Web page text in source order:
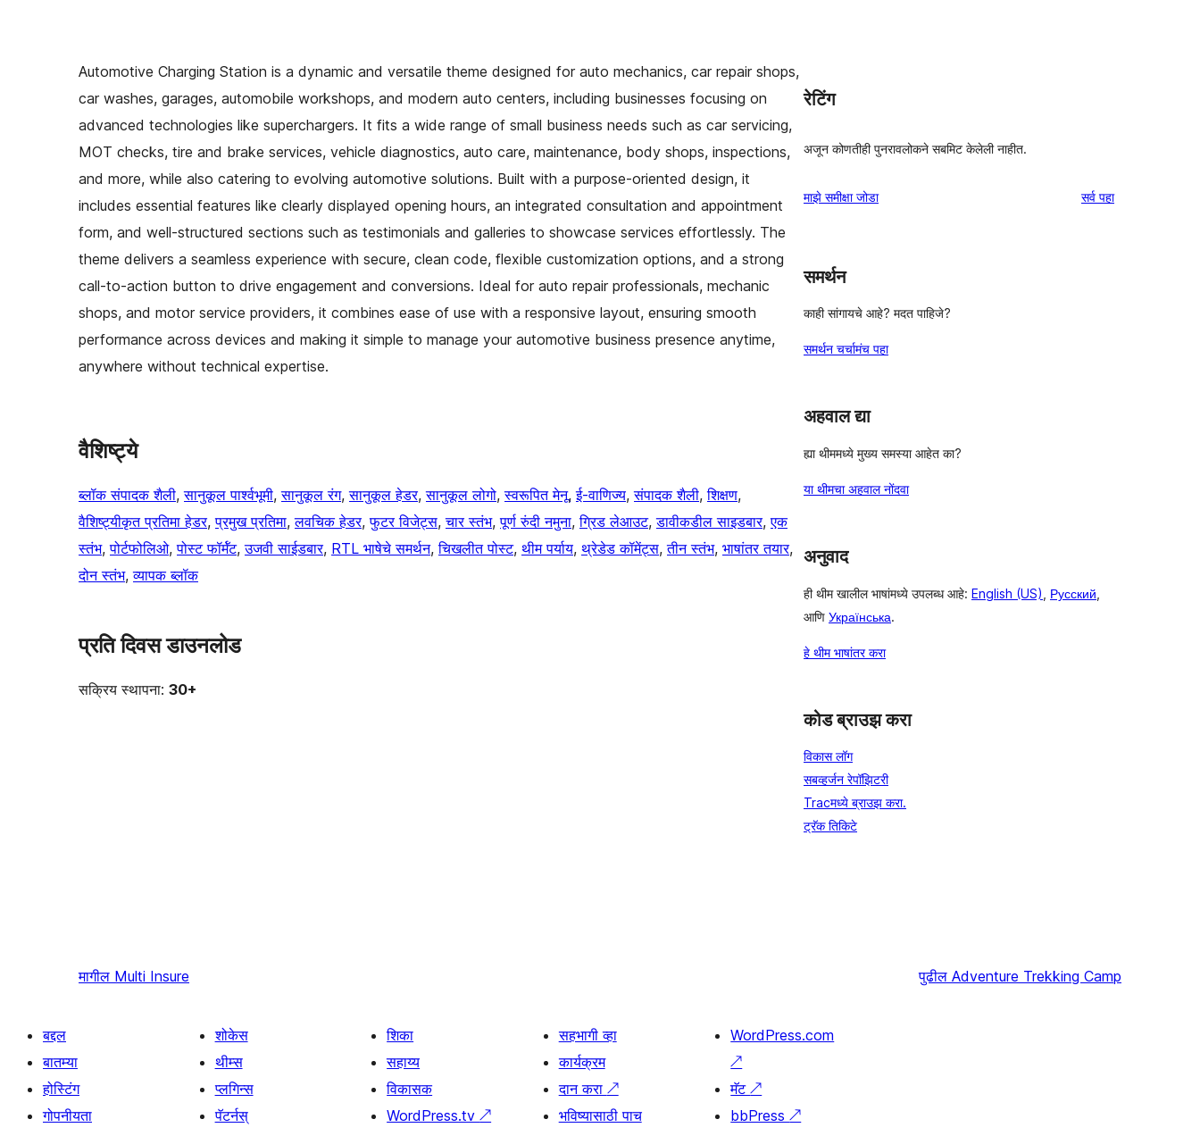
Automotive Charging Station is a dynamic and versatile theme designed for auto mechanics, car repair shops,
car washes, garages, automobile workshops, and modern auto centers, including businesses focusing on
advanced technologies like superchargers. It fits a wide range of small business needs such as car servicing,
MOT checks, tire and brake services, vehicle diagnostics, auto care, maintenance, body shops, inspections,
and more, while also catering to evolving automotive solutions. Built with a purpose-oriented design, it
includes essential features like clearly displayed opening hours, an integrated consultation and appointment
form, and well-structured sections such as testimonials and galleries to showcase services effortlessly. The
theme delivers a seamless experience with secure, clean code, flexible customization options, and a strong
call-to-action button to drive engagement and conversions. Ideal for auto repair professionals, mechanic
shops, and motor service providers, it combines ease of use with a responsive layout, ensuring smooth
performance across devices and making it simple to manage your automotive business presence anytime,
anywhere without technical expertise.
वैशिष्ट्ये
ब्लॉक संपादक शैली, सानुकूल पार्श्वभूमी, सानुकूल रंग, सानुकूल हेडर, सानुकूल लोगो, स्वरूपित मेनू, ई-वाणिज्य, संपादक शैली, शिक्षण
वैशिष्ट्यीकृत प्रतिमा हेडर, प्रमुख प्रतिमा, लवचिक हेडर, फुटर विजेट्स, चार स्तंभ, पूर्ण रुंदी नमुना, ग्रिड लेआउट, डावीकडील साइडबार, एक
स्तंभ, पोर्टफोलिओ, पोस्ट फॉर्मॅट, उजवी साईडबार, RTL भाषेचे समर्थन, चिखलीत पोस्ट, थीम पर्याय, थ्रेडेड कॉमेंट्स, तीन स्तंभ, भाषांतर तयार
दोन स्तंभ, व्यापक ब्लॉक
प्रति दिवस डाउनलोड
सक्रिय स्थापना: 30+
रेटिंग
अजून कोणतीही पुनरावलोकने सबमिट केलेली नाहीत.
माझे समीक्षा जोडा सर्वपुनरावलोकने
पहा
समर्थन
काही सांगायचे आहे? मदत पाहिजे?
समर्थन चर्चामंच पहा
अहवाल द्या
ह्या थीममध्ये मुख्य समस्या आहेत का?
या थीमचा अहवाल नोंदवा
अनुवाद
ही थीम खालील भाषांमध्ये उपलब्ध आहे: English (US) Русский
आणि Українська.
हे थीम भाषांतर करा
कोड ब्राउझ करा
विकास लॉग
सबव्हर्जन रेपॉझिटरी
Tracमध्ये ब्राउझ करा.
ट्रॅक तिकिटे
मागील Multi Insure पुढील Adventure Trekking Camp
बद्दल
बातम्या
होस्टिंग
गोपनीयता
शोकेस
थीम्स
प्लगिन्स
पॅटर्नस्
शिका
सहाय्य
विकासक
WordPress.tv↗
सहभागी व्हा
कार्यक्रम
दान करा ↗
भविष्यासाठी पाच
WordPress.com
↗
मॅट↗
bbPress↗